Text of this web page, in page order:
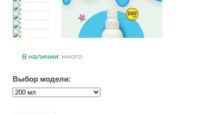
В наличии: много
Выбор модели: